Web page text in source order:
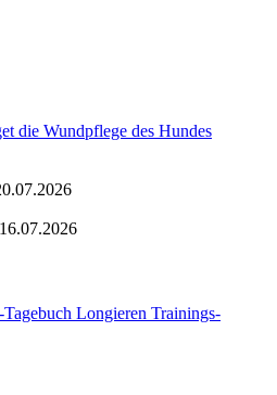
die Wundpflege des Hundes
16.07.2026
Longieren Trainings-